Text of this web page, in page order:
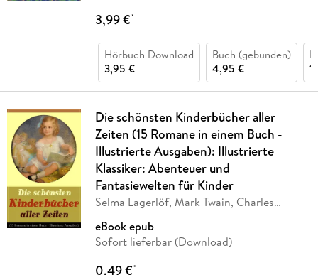
3,99 €*
Hörbuch Download
3,95 €
Buch (gebunden)
4,95 €
Die schönsten Kinderbücher aller
Zeiten (15 Romane in einem Buch -
Illustrierte Ausgaben): Illustrierte
Klassiker: Abenteuer und
Fantasiewelten für Kinder
Selma Lagerlöf, Mark Twain, Charles
Dickens,
eBook epub
Sofort lieferbar (Download)
0,49 €*